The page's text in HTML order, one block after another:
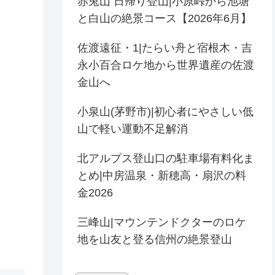
と白山の絶景コース【2026年6月】
佐渡遠征・1|たらい舟と宿根木・吉
永小百合ロケ地から世界遺産の佐渡
金山へ
小泉山(茅野市)|初心者にやさしい低
山で軽い運動不足解消
北アルプス登山口の駐車場有料化ま
とめ|中房温泉・新穂高・扇沢の料
金2026
三峰山|マウンテンドクターのロケ
地を山友と登る信州の絶景登山